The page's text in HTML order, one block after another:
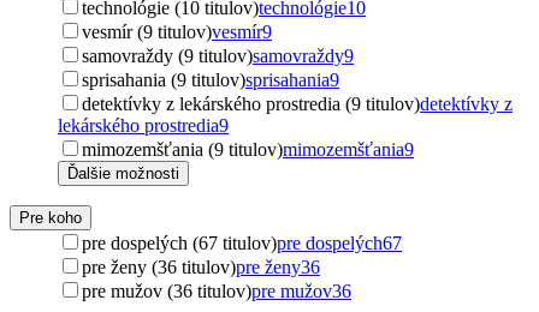
technológie (10 titulov)technológie10
vesmír (9 titulov)vesmír9
samovraždy (9 titulov)samovraždy9
sprisahania (9 titulov)sprisahania9
detektívky z lekárského prostredia (9 titulov)detektívky z
lekárského prostredia9
mimozemšťania (9 titulov)mimozemšťania9
Ďalšie možnosti
Pre koho
pre dospelých (67 titulov)pre dospelých67
pre ženy (36 titulov)pre ženy36
pre mužov (36 titulov)pre mužov36